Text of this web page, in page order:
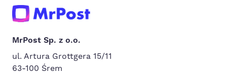
MrPost Sp. z o.o.
ul. Artura Grottgera 15/11
63-100 Śrem